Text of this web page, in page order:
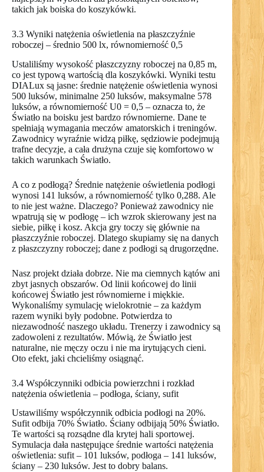
takich jak boiska do koszykówki.
3.3 Wyniki natężenia oświetlenia na płaszczyźnie
roboczej – średnio 500 lx, równomierność 0,5
Ustaliliśmy wysokość płaszczyzny roboczej na 0,85 m,
co jest typową wartością dla koszykówki. Wyniki testu
DIALux są jasne: średnie natężenie oświetlenia wynosi
500 luksów, minimalne 250 luksów, maksymalne 578
luksów, a równomierność U0 = 0,5 – oznacza to, że
Światło na boisku jest bardzo równomierne. Dane te
spełniają wymagania meczów amatorskich i treningów.
Zawodnicy wyraźnie widzą piłkę, sędziowie podejmują
trafne decyzje, a cała drużyna czuje się komfortowo w
takich warunkach Światło.
A co z podłogą? Średnie natężenie oświetlenia podłogi
wynosi 141 luksów, a równomierność tylko 0,288. Ale
to nie jest ważne. Dlaczego? Ponieważ zawodnicy nie
wpatrują się w podłogę – ich wzrok skierowany jest na
siebie, piłkę i kosz. Akcja gry toczy się głównie na
płaszczyźnie roboczej. Dlatego skupiamy się na danych
z płaszczyzny roboczej; dane z podłogi są drugorzędne.
Nasz projekt działa dobrze. Nie ma ciemnych kątów ani
zbyt jasnych obszarów. Od linii końcowej do linii
końcowej Światło jest równomierne i miękkie.
Wykonaliśmy symulację wielokrotnie – za każdym
razem wyniki były podobne. Potwierdza to
niezawodność naszego układu. Trenerzy i zawodnicy są
zadowoleni z rezultatów. Mówią, że Światło jest
naturalne, nie męczy oczu i nie ma irytujących cieni.
Oto efekt, jaki chcieliśmy osiągnąć.
3.4 Współczynniki odbicia powierzchni i rozkład
natężenia oświetlenia – podłoga, ściany, sufit
Ustawiliśmy współczynnik odbicia podłogi na 20%.
Sufit odbija 70% Światło. Ściany odbijają 50% Światło.
Te wartości są rozsądne dla krytej hali sportowej.
Symulacja dała następujące średnie wartości natężenia
oświetlenia: sufit – 101 luksów, podłoga – 141 luksów,
ściany – 230 luksów. Jest to dobry balans.